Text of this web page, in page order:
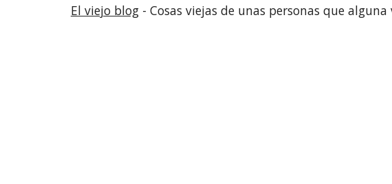
El viejo blog- Cosas viejas de unas personas que